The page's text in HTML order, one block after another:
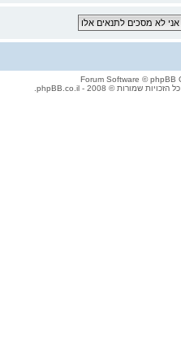
. כל הזכויות שמורות © 2008 - phpBB.co.il.